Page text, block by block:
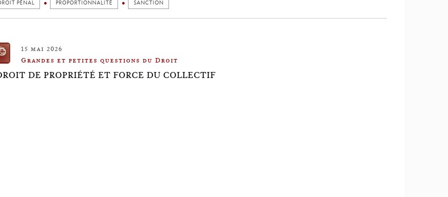
PÉNAL PROPORTIONNALITÉ SANCTION
15 mai 2026
Grandes et petites questions du Droit
DE PROPRIÉTÉ ET FORCE DU COLLECTIF